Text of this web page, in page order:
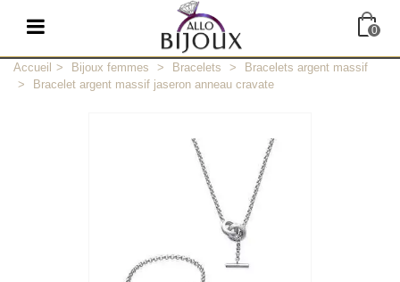
0
Accueil > Bijoux femmes > Bracelets >
Bracelets argent massif
>
Bracelet argent massif jaseron anneau cravate